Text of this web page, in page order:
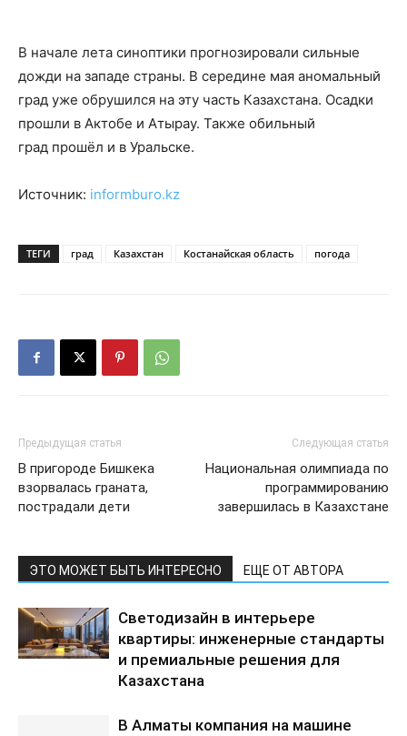
В начале лета синоптики прогнозировали сильные
дожди на западе страны. В середине мая аномальный
град уже обрушился на эту часть Казахстана. Осадки
прошли в Актобе и Атырау. Также обильный
град прошёл и в Уральске.
Источник: informburo.kz
ТЕГИ град Казахстан Костанайская область погода
Предыдущая статья
В пригороде Бишкека
взорвалась граната,
пострадали дети
Следующая статья
Национальная олимпиада по
программированию
завершилась в Казахстане
ЭТО МОЖЕТ БЫТЬ ИНТЕРЕСНО ЕЩЕ ОТ АВТОРА
Светодизайн в интерьере
квартиры: инженерные стандарты
и премиальные решения для
Казахстана
В Алматы компания на машине